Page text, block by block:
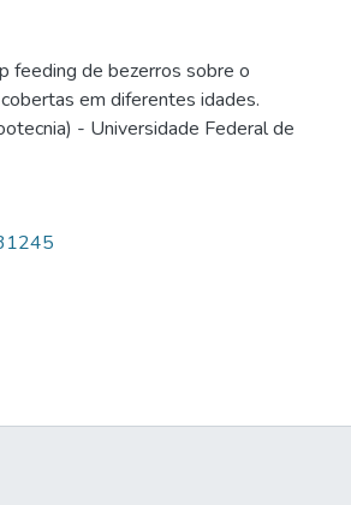
feeding de bezerros sobre o
em diferentes idades.
- Universidade Federal de